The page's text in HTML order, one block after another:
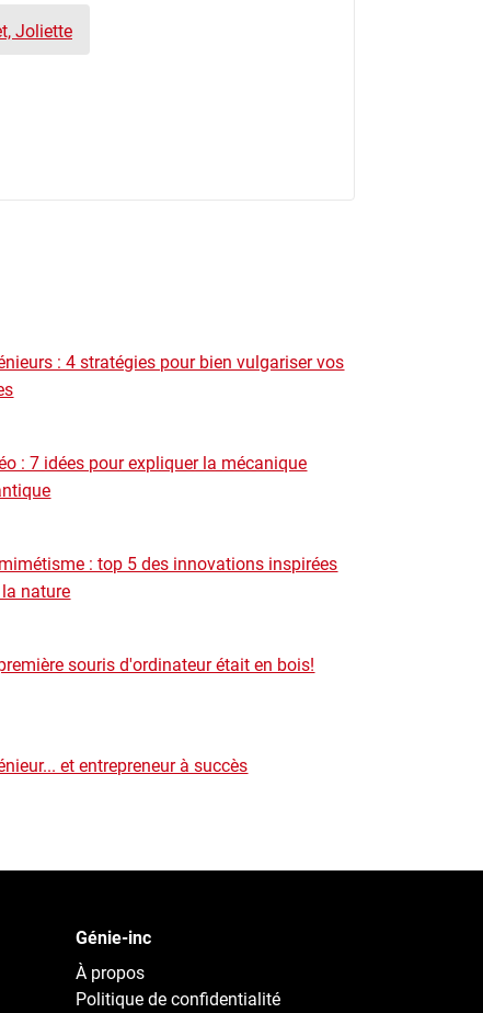
Joliette
: 4 stratégies pour bien vulgariser vos
: 7 idées pour expliquer la mécanique
: top 5 des innovations inspirées
nature
souris d'ordinateur était en bois!
et entrepreneur à succès
Génie-inc
À propos
Politique de confidentialité